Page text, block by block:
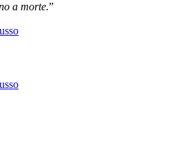
a morte.”